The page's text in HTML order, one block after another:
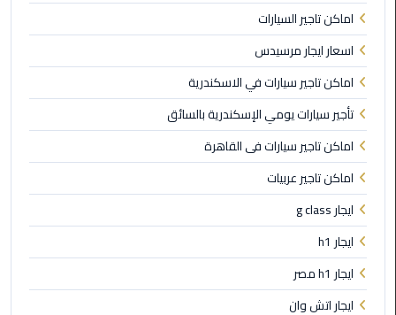
ليموزين
الجيزة
ليموزين
رجال
الاعمال
ليموزين
حدائق
الاهرام
ليموزين
الشيخ
زايد
اماكن تاجير السيارات
اسعار ايجار مرسيدس
اماكن تاجير سيارات في الاسكندرية
تأجير سيارات يومي الإسكندرية بالسائق
اماكن تاجير سيارات فى القاهرة
اماكن تاجير عربيات
ايجار g class
ايجار h1
ايجار h1 مصر
ايجار اتش وان